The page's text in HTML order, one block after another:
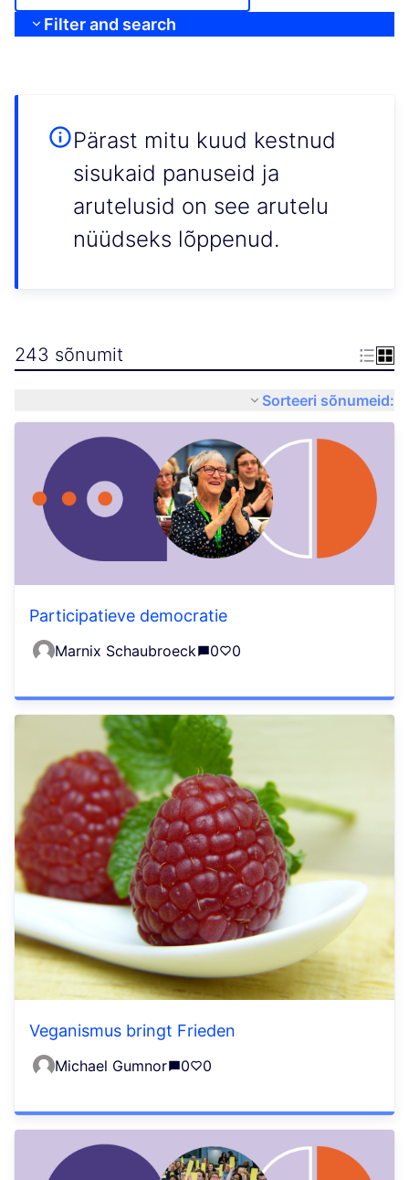
Filter and search
Pärast mitu kuud kestnud
sisukaid panuseid ja
arutelusid on see arutelu
nüüdseks lõppenud.
243 sõnumit
Sorteeri sõnumeid:
Participatieve democratie
Marnix Schaubroeck 0 0
Veganismus bringt Frieden
Michael Gumnor 0 0